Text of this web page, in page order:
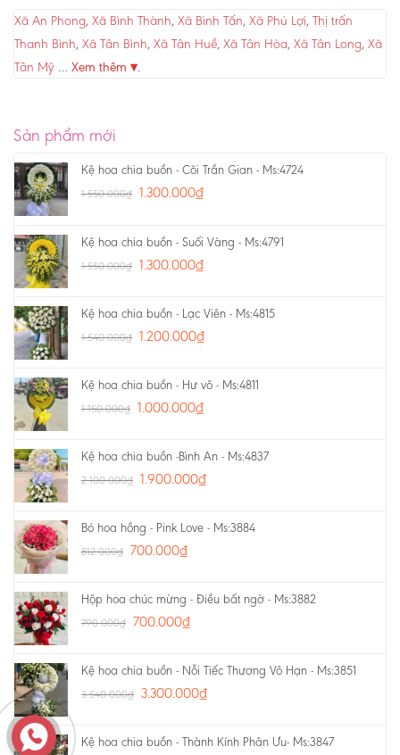
Xã An Phong, Xã Bình Thành, Xã Bình Tấn, Xã Phú Lợi, Thị trấn
Thanh Bình, Xã Tân Bình, Xã Tân Huề, Xã Tân Hòa, Xã Tân Long, Xã
Tân Mỹ … Xem thêm ▾.
Sản phẩm mới
Kệ hoa chia buồn - Cõi Trần Gian - Ms:4724
1.550.000₫ 1.300.000₫
Kệ hoa chia buồn - Suối Vàng - Ms:4791
1.550.000₫ 1.300.000₫
Kệ hoa chia buồn - Lạc Viên - Ms:4815
1.540.000₫ 1.200.000₫
Kệ hoa chia buồn - Hư vô - Ms:4811
1.150.000₫ 1.000.000₫
Kệ hoa chia buồn -Bình An - Ms:4837
2.100.000₫ 1.900.000₫
Bó hoa hồng - Pink Love - Ms:3884
812.000₫ 700.000₫
Hộp hoa chúc mừng - Điều bất ngờ - Ms:3882
790.000₫ 700.000₫
Kệ hoa chia buồn - Nỗi Tiếc Thương Vô Hạn - Ms:3851
3.540.000₫ 3.300.000₫
Kệ hoa chia buồn - Thành Kính Phân Ưu- Ms:3847